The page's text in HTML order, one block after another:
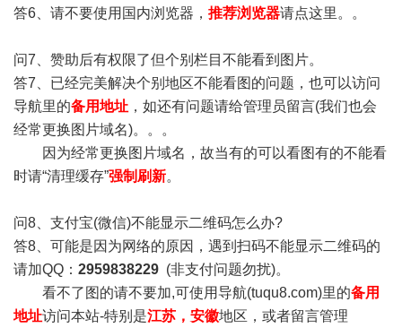
答6、请不要使用国内浏览器， 推荐浏览器请点这里。。
问7、赞助后有权限了但个别栏目不能看到图片。
答7、已经完美解决个别地区不能看图的问题，也可以访问
导航里的备用地址 ，如还有问题请给管理员留言(我们也会
经常更换图片域名)。。。
因为经常更换图片域名，故当有的可以看图有的不能看
时请“清理缓存”强制刷新。
问8、支付宝(微信)不能显示二维码怎么办?
答8、可能是因为网络的原因，遇到扫码不能显示二维码的
请加QQ： 2959838229 (非支付问题勿扰)。
看不了图的请不要加,可使用导航(tuqu8.com)里的备用
地址访问本站-特别是江苏，安徽地区，或者留言管理